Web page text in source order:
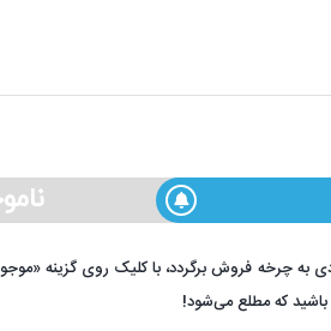
به چرخه فروش برگردد، با کلیک روی گزینه
باشید که مطلع می‌شود!